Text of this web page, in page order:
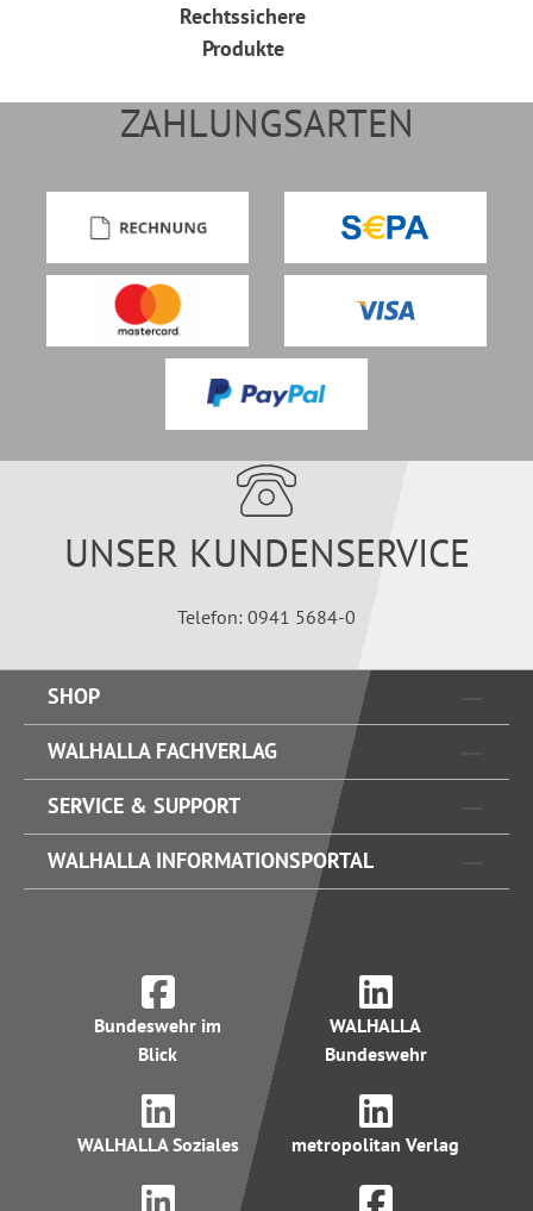
Rechtssichere
Produkte
ZAHLUNGSARTEN
UNSER KUNDENSERVICE
Telefon: 0941 5684-0
SHOP
WALHALLA FACHVERLAG
SERVICE & SUPPORT
WALHALLA INFORMATIONSPORTAL
Bundeswehr im
Blick
WALHALLA
Bundeswehr
WALHALLA Soziales metropolitan Verlag